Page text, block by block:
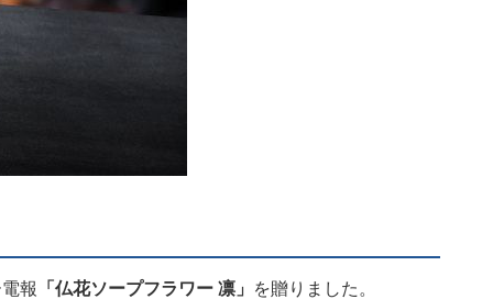
報 「仏花ソープフラワー 凛」
を贈りました。